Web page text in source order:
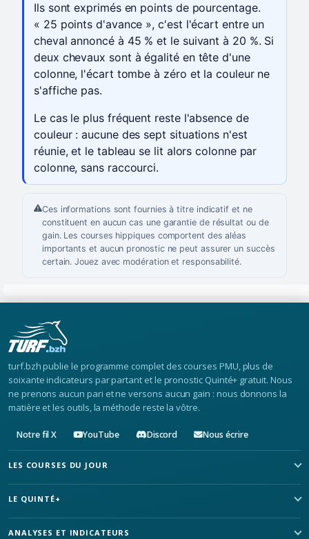
Ils sont exprimés en points de pourcentage.
« 25 points d'avance », c'est l'écart entre un
cheval annoncé à 45 % et le suivant à 20 %. Si
deux chevaux sont à égalité en tête d'une
colonne, l'écart tombe à zéro et la couleur ne
s'affiche pas.
Le cas le plus fréquent reste l'absence de
couleur : aucune des sept situations n'est
réunie, et le tableau se lit alors colonne par
colonne, sans raccourci.
Ces informations sont fournies à titre indicatif et ne
constituent en aucun cas une garantie de résultat ou de
gain. Les courses hippiques comportent des aléas
importants et aucun pronostic ne peut assurer un succès
certain. Jouez avec modération et responsabilité.
turf.bzh publie le programme complet des courses PMU, plus de
soixante indicateurs par partant et le pronostic Quinté+ gratuit. Nous
ne prenons aucun pari et ne versons aucun gain : nous donnons la
matière et les outils, la méthode reste la vôtre.
Notre fil X YouTube Discord Nous écrire
LES COURSES DU JOUR
LE QUINTÉ+
ANALYSES ET INDICATEURS